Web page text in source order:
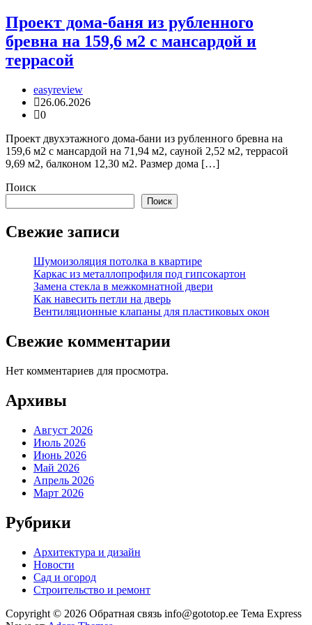
Проект дома-баня из рубленного
бревна на 159,6 м2 с мансардой и
террасой
easyreview
26.06.2026
0
Проект двухэтажного дома-бани из рубленного бревна на
159,6 м2 с мансардой на 71,94 м2, сауной 2,52 м2, террасой
9,69 м2, балконом 12,30 м2. Размер дома […]
Поиск
Поиск
Свежие записи
Шумоизоляция потолка в квартире
Каркас из металлопрофиля под гипсокартон
Замена стекла в межкомнатной двери
Как навесить петли на дверь
Вентиляционные клапаны для пластиковых окон
Свежие комментарии
Нет комментариев для просмотра.
Архивы
Август 2026
Июль 2026
Июнь 2026
Май 2026
Апрель 2026
Март 2026
Рубрики
Архитектура и дизайн
Новости
Сад и огород
Строительство и ремонт
Copyright © 2026 Обратная связь info@gototop.ee Тема Express